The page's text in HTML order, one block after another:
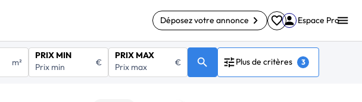
Déposez votre annonce Espace Pro
m²
PRIX MIN
€
PRIX MAX
€ Plus de critères 3